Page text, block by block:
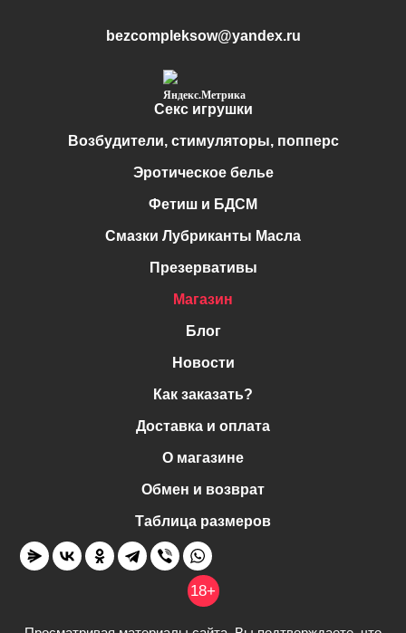
bezcompleksow@yandex.ru
Секс игрушки
Возбудители, стимуляторы, попперс
Эротическое белье
Фетиш и БДСМ
Смазки Лубриканты Масла
Презервативы
Магазин
Блог
Новости
Как заказать?
Доставка и оплата
О магазине
Обмен и возврат
Таблица размеров
18+